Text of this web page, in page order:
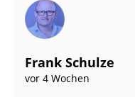
Frank Schulze
vor 4 Wochen